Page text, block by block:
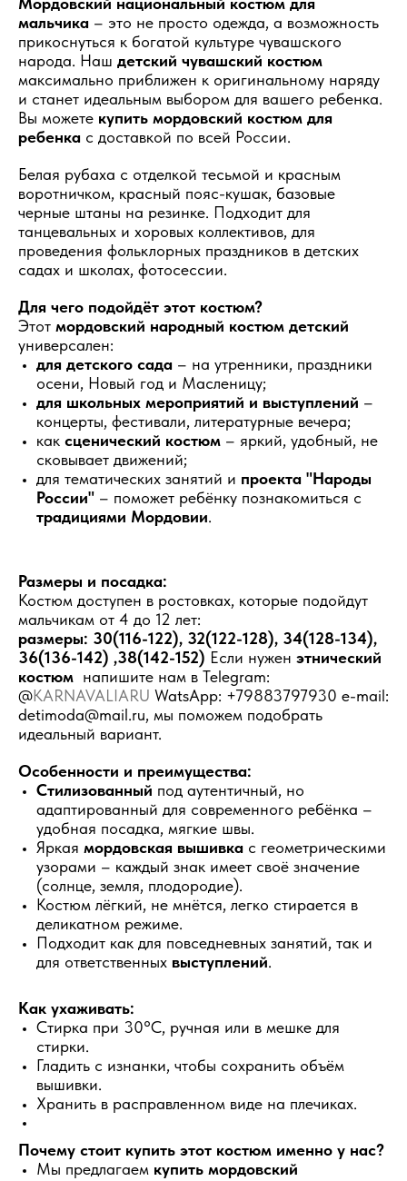
мальчика – это не просто одежда, а возможность
прикоснуться к богатой культуре чувашского
народа. Наш детский чувашский костюм
максимально приближен к оригинальному наряду
и станет идеальным выбором для вашего ребенка.
Вы можете купить мордовский костюм для
ребенка с доставкой по всей России.
Белая рубаха с отделкой тесьмой и красным
воротничком, красный пояс-кушак, базовые
черные штаны на резинке. Подходит для
танцевальных и хоровых коллективов, для
проведения фольклорных праздников в детских
садах и школах, фотосессии.
Для чего подойдёт этот костюм?
Этот мордовский народный костюм детский
универсален:
для детского сада – на утренники, праздники
осени, Новый год и Масленицу;
для школьных мероприятий и выступлений –
концерты, фестивали, литературные вечера;
как сценический костюм – яркий, удобный, не
сковывает движений;
для тематических занятий и проекта "Народы
России" – поможет ребёнку познакомиться с
традициями Мордовии.
Размеры и посадка:
Костюм доступен в ростовках, которые подойдут
мальчикам от 4 до 12 лет:
размеры: 30(116-122), 32(122-128), 34(128-134),
36(136-142) ,38(142-152) Если нужен этнический
костюм напишите нам в Telegram:
@KARNAVALIARU WatsApp: +79883797930 e-mail:
detimoda@mail.ru, мы поможем подобрать
идеальный вариант.
Особенности и преимущества:
Стилизованный под аутентичный, но
адаптированный для современного ребёнка –
удобная посадка, мягкие швы.
Яркая мордовская вышивка с геометрическими
узорами – каждый знак имеет своё значение
(солнце, земля, плодородие).
Костюм лёгкий, не мнётся, легко стирается в
деликатном режиме.
Подходит как для повседневных занятий, так и
для ответственных выступлений.
Как ухаживать:
Стирка при 30°C, ручная или в мешке для
стирки.
Гладить с изнанки, чтобы сохранить объём
вышивки.
Хранить в расправленном виде на плечиках.
Почему стоит купить этот костюм именно у нас?
Мы предлагаем купить мордовский